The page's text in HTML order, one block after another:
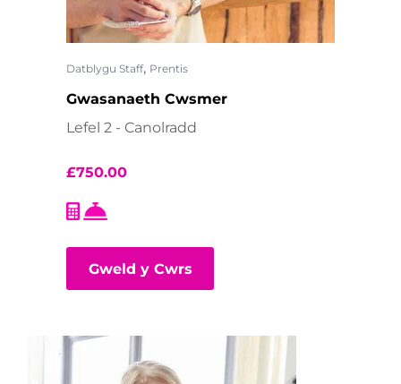
Datblygu Staff, Prentis
Gwasanaeth Cwsmer
Lefel 2 - Canolradd
£750.00
Gweld y Cwrs